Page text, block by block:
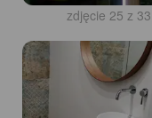
zdjęcie 25 z 33